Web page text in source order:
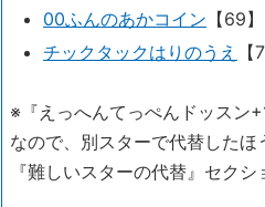
00ふんのあかコイン 【69】
チックタックはりのうえ
【
※『えっへんてっぺんドッスン
なので、別スターで代替したほ
『難しいスターの代替』セクシ